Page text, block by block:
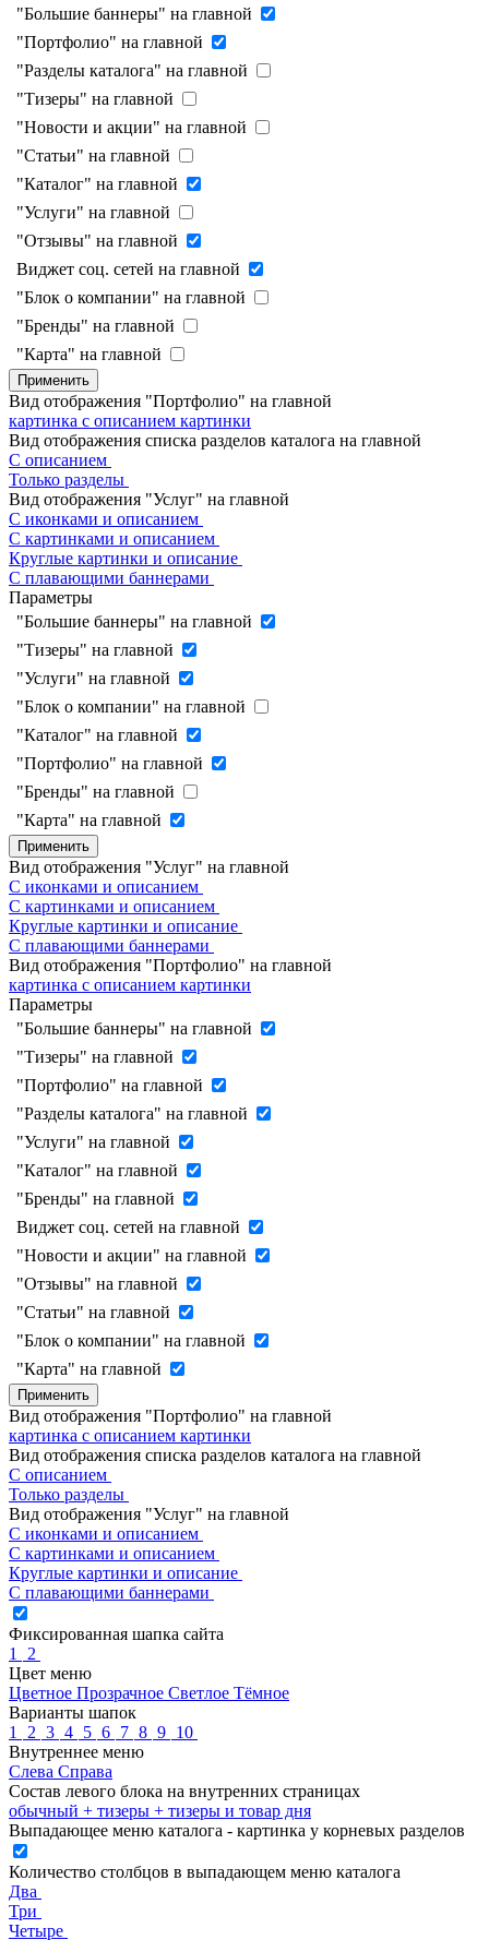
"Большие баннеры" на главной
"Портфолио" на главной
"Разделы каталога" на главной
"Тизеры" на главной
"Новости и акции" на главной
"Статьи" на главной
"Каталог" на главной
"Услуги" на главной
"Отзывы" на главной
Виджет соц. сетей на главной
"Блок о компании" на главной
"Бренды" на главной
"Карта" на главной
Применить
Вид отображения "Портфолио" на главной
картинка с описанием картинки
Вид отображения списка разделов каталога на главной
С описанием
Только разделы
Вид отображения "Услуг" на главной
С иконками и описанием
С картинками и описанием
Круглые картинки и описание
С плавающими баннерами
Параметры
"Большие баннеры" на главной
"Тизеры" на главной
"Услуги" на главной
"Блок о компании" на главной
"Каталог" на главной
"Портфолио" на главной
"Бренды" на главной
"Карта" на главной
Применить
Вид отображения "Услуг" на главной
С иконками и описанием
С картинками и описанием
Круглые картинки и описание
С плавающими баннерами
Вид отображения "Портфолио" на главной
картинка с описанием картинки
Параметры
"Большие баннеры" на главной
"Тизеры" на главной
"Портфолио" на главной
"Разделы каталога" на главной
"Услуги" на главной
"Каталог" на главной
"Бренды" на главной
Виджет соц. сетей на главной
"Новости и акции" на главной
"Отзывы" на главной
"Статьи" на главной
"Блок о компании" на главной
"Карта" на главной
Применить
Вид отображения "Портфолио" на главной
картинка с описанием картинки
Вид отображения списка разделов каталога на главной
С описанием
Только разделы
Вид отображения "Услуг" на главной
С иконками и описанием
С картинками и описанием
Круглые картинки и описание
С плавающими баннерами
Фиксированная шапка сайта
1
2
Цвет меню
Цветное Прозрачное Светлое Тёмное
Варианты шапок
1
2 3 4 5 6 7 8 9 10
Внутреннее меню
Слева Справа
Состав левого блока на внутренних страницах
обычный + тизеры + тизеры и товар дня
Выпадающее меню каталога - картинка у корневых разделов
Количество столбцов в выпадающем меню каталога
Два
Три
Четыре